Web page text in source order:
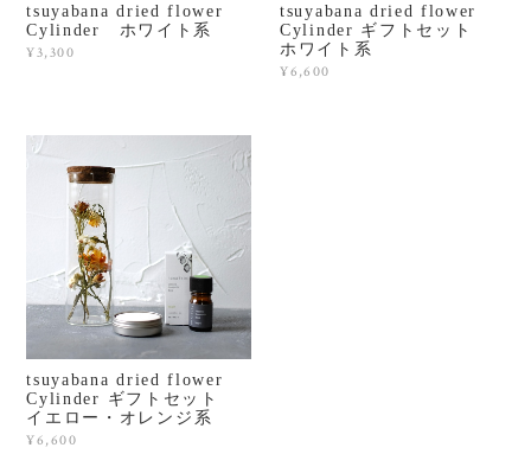
tsuyabana dried flower
Cylinder ホワイト系
¥3,300
tsuyabana dried flower
Cylinder ギフトセット
ホワイト系
¥6,600
tsuyabana dried flower
Cylinder ギフトセット
イエロー・オレンジ系
¥6,600